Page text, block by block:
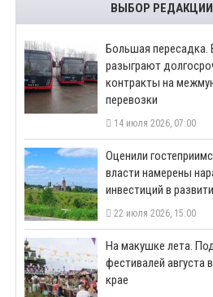
ВЫБОР РЕДАКЦИИ
Большая пересадка.
разыграют
контракты на
перевозки
14 июля 2026, 07:00
Оценили
власти намерены
инвестиций в
22 июля 2026, 15:00
На макушке лета.
фестивалей августа
крае